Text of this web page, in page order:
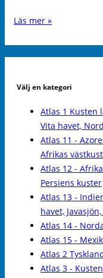
Läs mer »
Välj en kategori
Atlas 1 Kusten
Vita havet,
Atlas 11 -
Afrikas västkust
Atlas 12 -
Persiens kuster
Atlas 13 -
havet,
Atlas 14 -
Atlas 15 -
Atlas 2
Atlas 3 -